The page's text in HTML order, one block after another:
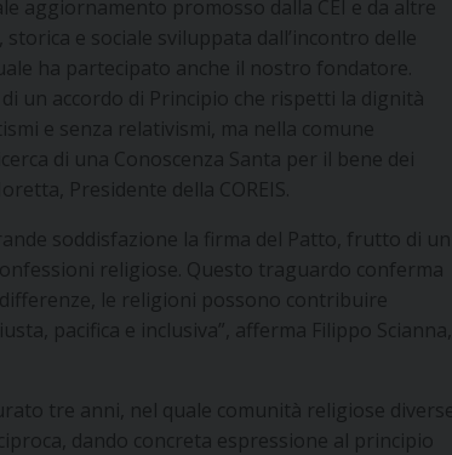
aggiornamento promosso dalla CEI e da altre
e sociale sviluppata dall’incontro delle
ha partecipato anche il nostro fondatore.
un accordo di Principio che rispetti la dignità
e senza relativismi, ma nella comune
di una Conoscenza Santa per il bene dei
Presidente della COREIS.
soddisfazione la firma del Patto, frutto di un
religiose. Questo traguardo conferma
le religioni possono contribuire
pacifica e inclusiva”, afferma Filippo Scianna,
tre anni, nel quale comunità religiose diverse
dando concreta espressione al principio